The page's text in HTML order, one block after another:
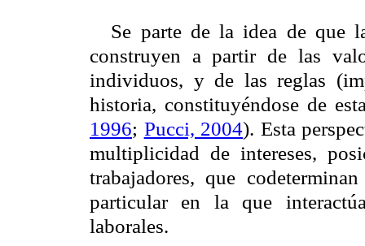
Se parte de la idea de que
construyen a partir de las
individuos, y de las reglas
historia, constituyéndose de
1996; Pucci, 2004). Esta
multiplicidad de intereses,
trabajadores, que
particular en la que
laborales.